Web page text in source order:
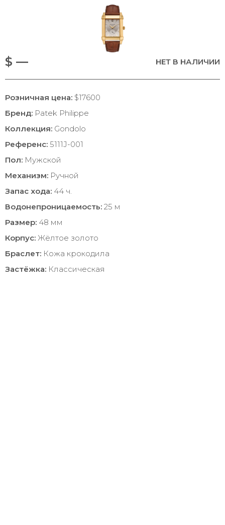
$ — НЕТ В НАЛИЧИИ
Розничная цена: $17600
Бренд: Patek Philippe
Коллекция: Gondolo
Референс: 5111J-001
Пол: Мужской
Механизм: Ручной
Запас хода: 44 ч.
Водонепроницаемость: 25 м
Размер: 48 мм
Корпус: Жёлтое золото
Браслет: Кожа крокодила
Застёжка: Классическая